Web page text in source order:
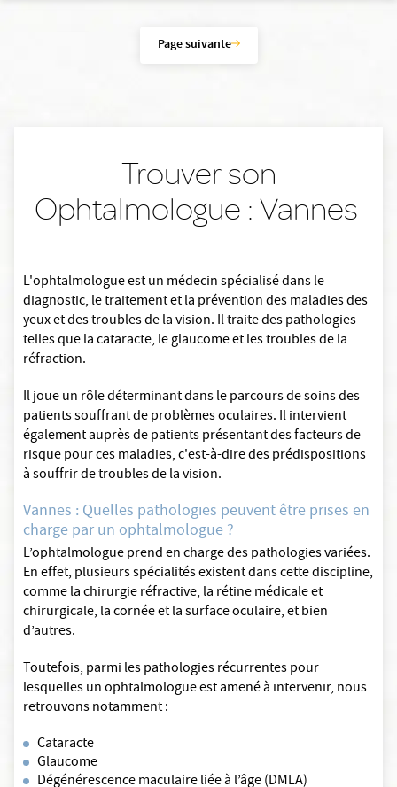
Page suivante
Trouver son
Ophtalmologue : Vannes
L'ophtalmologue est un médecin spécialisé dans le
diagnostic, le traitement et la prévention des maladies des
yeux et des troubles de la vision. Il traite des pathologies
telles que la cataracte, le glaucome et les troubles de la
réfraction.
Il joue un rôle déterminant dans le parcours de soins des
patients souffrant de problèmes oculaires. Il intervient
également auprès de patients présentant des facteurs de
risque pour ces maladies, c'est-à-dire des prédispositions
à souffrir de troubles de la vision.
Vannes : Quelles pathologies peuvent être prises en
charge par un ophtalmologue ?
L’ophtalmologue prend en charge des pathologies variées.
En effet, plusieurs spécialités existent dans cette discipline,
comme la chirurgie réfractive, la rétine médicale et
chirurgicale, la cornée et la surface oculaire, et bien
d’autres.
Toutefois, parmi les pathologies récurrentes pour
lesquelles un ophtalmologue est amené à intervenir, nous
retrouvons notamment :
Cataracte
Glaucome
Dégénérescence maculaire liée à l’âge (DMLA)